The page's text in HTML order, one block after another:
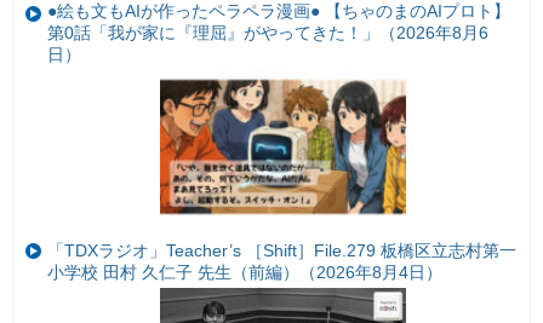
●絵も文もAIが作ったペラペラ漫画● 【ちゃのまのAIプロト】
第0話「我が家に『理屈』がやってきた！」（2026年8月6
日）
「TDXラジオ」Teacher’s ［Shift］File.279 板橋区立志村第一
小学校 田村 久仁子 先生（前編）（2026年8月4日）